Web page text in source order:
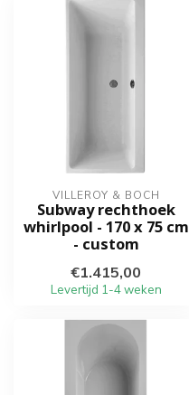
VILLEROY & BOCH
Subway rechthoek
whirlpool - 170 x 75 cm
- custom
€1.415,00
Levertijd 1-4 weken